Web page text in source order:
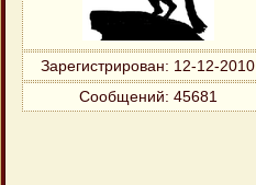
Зарегистрирован: 12-12-2010
Сообщений: 45681